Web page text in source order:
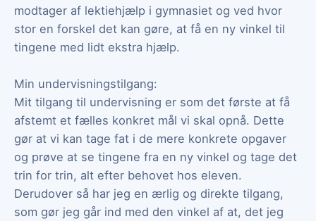
modtager af lektiehjælp i gymnasiet og ved hvor
stor en forskel det kan gøre, at få en ny vinkel til
tingene med lidt ekstra hjælp.
Min undervisningstilgang:
Mit tilgang til undervisning er som det første at få
afstemt et fælles konkret mål vi skal opnå. Dette
gør at vi kan tage fat i de mere konkrete opgaver
og prøve at se tingene fra en ny vinkel og tage det
trin for trin, alt efter behovet hos eleven.
Derudover så har jeg en ærlig og direkte tilgang,
som gør jeg går ind med den vinkel af at, det jeg